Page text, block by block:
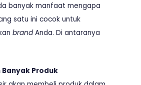
banyak manfaat mengapa
satu ini cocok untuk
brandAnda. Di antaranya
Banyak Produk